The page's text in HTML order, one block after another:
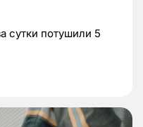
сутки потушили 5